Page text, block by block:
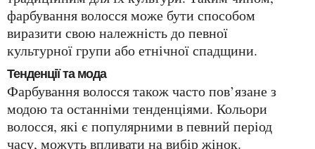
фарбування волосся може бути способом
виразити свою належність до певної
культурної групи або етнічної спадщини.
Тенденції та мода
Фарбування волосся також часто пов’язане з
модою та останніми тенденціями. Кольори
волосся, які є популярними в певний період
часу, можуть впливати на вибір жінок.